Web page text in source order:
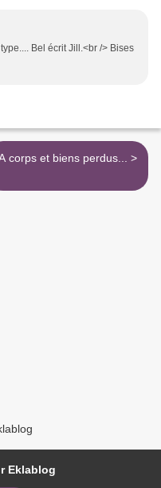
Bel écrit Jill.<br /> Bises
A corps et biens perdus... >
Eklablog